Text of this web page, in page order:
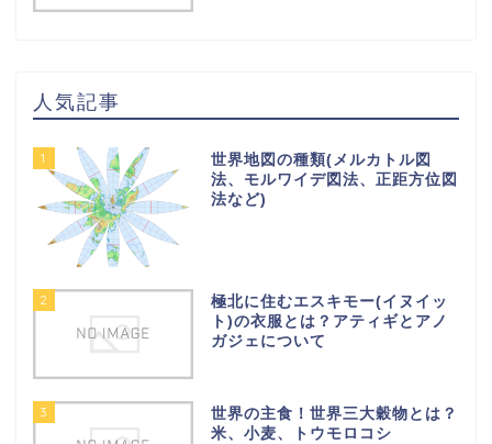
人気記事
1
世界地図の種類(メルカトル図
法、モルワイデ図法、正距方位図
法など)
2
極北に住むエスキモー(イヌイッ
ト)の衣服とは？アティギとアノ
ガジェについて
3
世界の主食！世界三大穀物とは？
米、小麦、トウモロコシ